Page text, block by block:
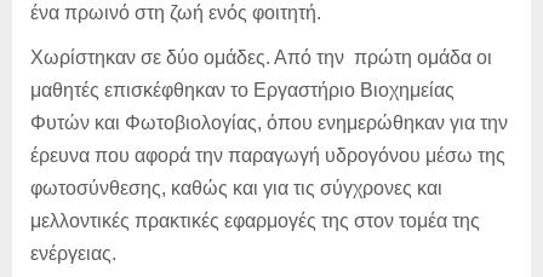
ένα πρωινό στη ζωή ενός φοιτητή.
Χωρίστηκαν σε δύο ομάδες. Από την πρώτη ομάδα οι
μαθητές επισκέφθηκαν το Εργαστήριο Βιοχημείας
Φυτών και Φωτοβιολογίας, όπου ενημερώθηκαν για την
έρευνα που αφορά την παραγωγή υδρογόνου μέσω της
φωτοσύνθεσης, καθώς και για τις σύγχρονες και
μελλοντικές πρακτικές εφαρμογές της στον τομέα της
ενέργειας.